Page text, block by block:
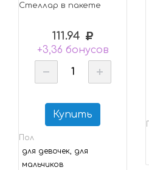
Стеллар в пакете
111.94
+3,36 бонусов
Купить
Пол
для девочек, для
мальчиков